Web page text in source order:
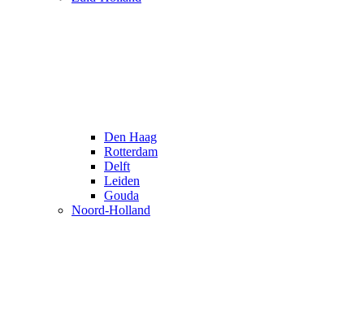
Den Haag
Rotterdam
Delft
Leiden
Gouda
Noord-Holland